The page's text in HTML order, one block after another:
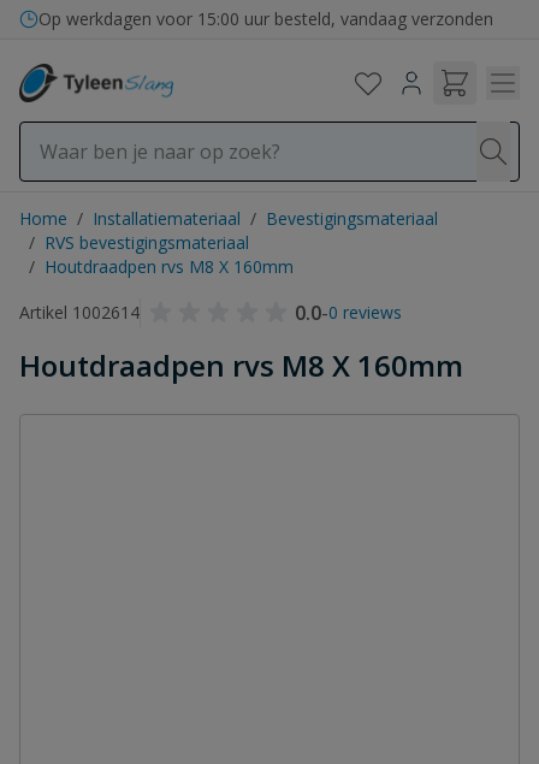
Ga naar de inhoud
Op werkdagen voor 15:00 uur besteld, vandaag verzonden
Home / Installatiemateriaal / Bevestigingsmateriaal
/ RVS bevestigingsmateriaal
/ Houtdraadpen rvs M8 X 160mm
Artikel 1002614
0.0-0 reviews
Houtdraadpen rvs M8 X 160mm